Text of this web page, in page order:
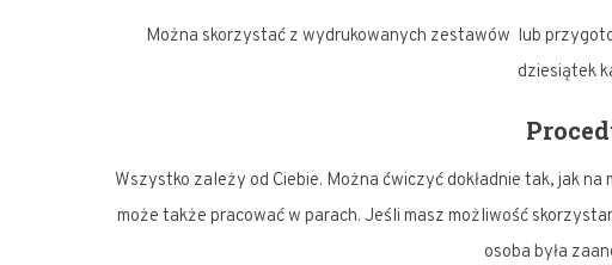
Można skorzystać z wydrukowanych zestawów lub
dziesiątek
Wszystko zależy od Ciebie. Można ćwiczyć dokładnie tak, jak
może także pracować w parach. Jeśli masz możliwość
osoba była